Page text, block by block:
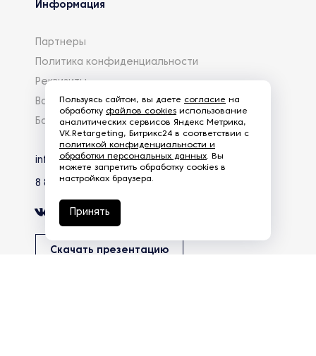
Информация
Партнеры
Политика конфиденциальности
Реквизиты
Вакансии
База знаний
info@eg-mail.ru
8 800 600 59 18
Скачать презентацию
Пользуясь сайтом, вы даете согласие на
обработку файлов cookies использование
аналитических сервисов Яндекс Метрика,
VK.Retargeting, Битрикс24 в соответствии с
политикой конфиденциальности и
обработки персональных данных. Вы
можете запретить обработку cookies в
настройках браузера.
Принять